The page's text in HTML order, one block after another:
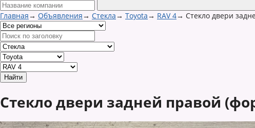
Главная→ Объявления→ Стекла→ Toyota→ RAV 4→ Стекло двери
Стекло двери задней правой